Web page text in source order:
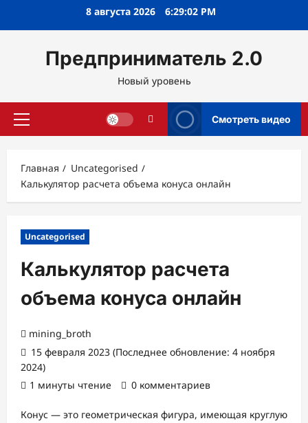
8 августа 2026 6:29:03 PM
Предприниматель 2.0
Новый уровень
Основное
Смотреть видео
Главная
Uncategorised
Калькулятор расчета объема конуса онлайн
Uncategorised
Калькулятор расчета
объема конуса онлайн
mining_broth
15 февраля 2023 (Последнее обновление: 4 ноября
2024)
1 минуты чтение
0 комментариев
Конус — это геометрическая фигура, имеющая круглую